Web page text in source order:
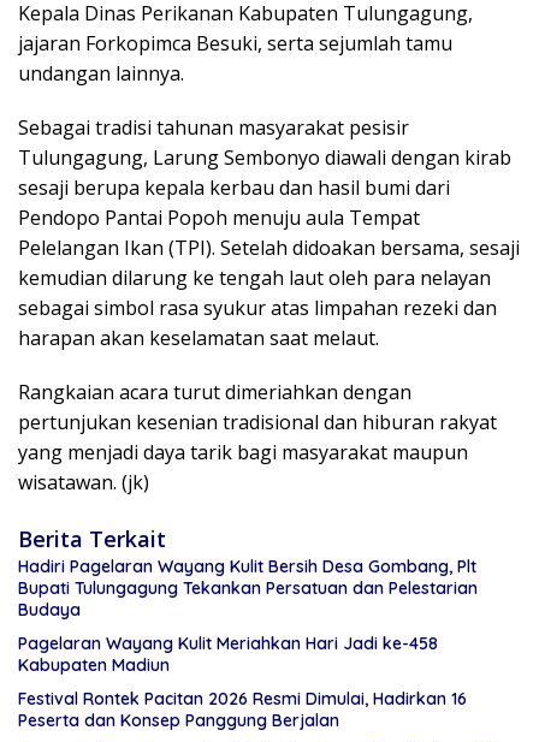
Kepala Dinas Perikanan Kabupaten Tulungagung,
jajaran Forkopimca Besuki, serta sejumlah tamu
undangan lainnya.
Sebagai tradisi tahunan masyarakat pesisir
Tulungagung, Larung Sembonyo diawali dengan kirab
sesaji berupa kepala kerbau dan hasil bumi dari
Pendopo Pantai Popoh menuju aula Tempat
Pelelangan Ikan (TPI). Setelah didoakan bersama, sesaji
kemudian dilarung ke tengah laut oleh para nelayan
sebagai simbol rasa syukur atas limpahan rezeki dan
harapan akan keselamatan saat melaut.
Rangkaian acara turut dimeriahkan dengan
pertunjukan kesenian tradisional dan hiburan rakyat
yang menjadi daya tarik bagi masyarakat maupun
wisatawan. (jk)
Berita Terkait
Hadiri Pagelaran Wayang Kulit Bersih Desa Gombang, Plt
Bupati Tulungagung Tekankan Persatuan dan Pelestarian
Budaya
Pagelaran Wayang Kulit Meriahkan Hari Jadi ke-458
Kabupaten Madiun
Festival Rontek Pacitan 2026 Resmi Dimulai, Hadirkan 16
Peserta dan Konsep Panggung Berjalan